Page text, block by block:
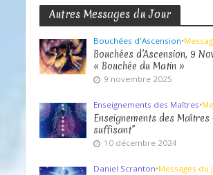
Autres Messages du Jour
Bouchées d'Ascension•
Bouchées d’Ascension, 9
« Bouchée du Matin »
9 novembre 2025
Enseignements des Maîtres•
Enseignements des Maîtres
suffisant”
10 décembre 2024
Daniel Scranton•Messages du